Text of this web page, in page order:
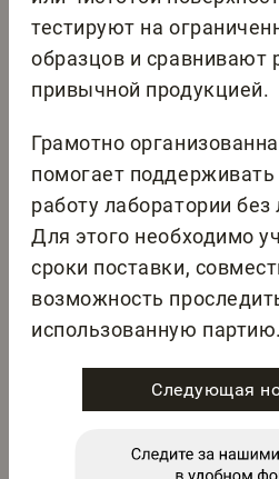
тестируют на
образцов и сравнивают
привычной продукцией.
Грамотно
помогает
работу лаборатории
Для этого необходимо
сроки поставки,
возможность
использованную партию.
Следующая